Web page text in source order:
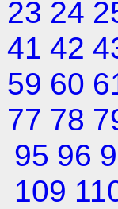
23 24
41 42
59 60
77 78
95 96
109